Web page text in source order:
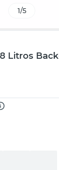
1/5
Litros